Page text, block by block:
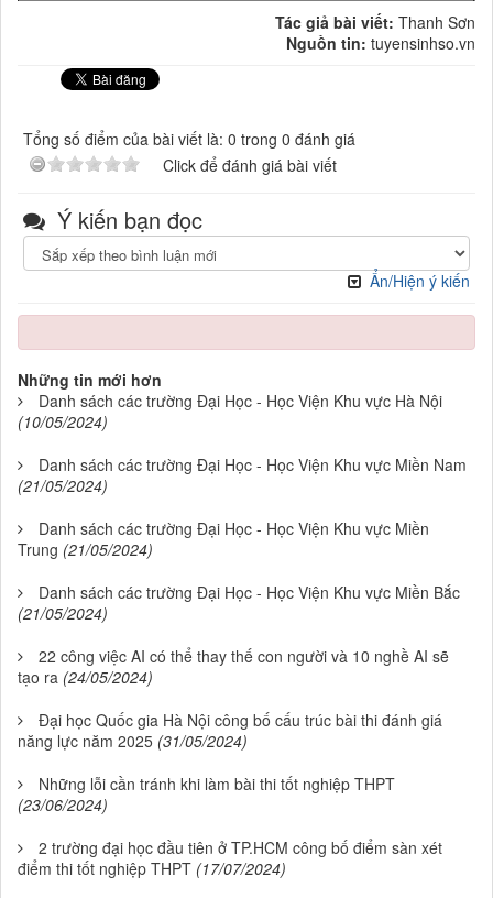
Tác giả bài viết: Thanh Sơn
Nguồn tin: tuyensinhso.vn
Tổng số điểm của bài viết là: 0 trong 0 đánh giá
Click để đánh giá bài viết
Ý kiến bạn đọc
Ẩn/Hiện ý kiến
Những tin mới hơn
Danh sách các trường Đại Học - Học Viện Khu vực Hà Nội
(10/05/2024)
Danh sách các trường Đại Học - Học Viện Khu vực Miền Nam
(21/05/2024)
Danh sách các trường Đại Học - Học Viện Khu vực Miền
Trung (21/05/2024)
Danh sách các trường Đại Học - Học Viện Khu vực Miền Bắc
(21/05/2024)
22 công việc AI có thể thay thế con người và 10 nghề AI sẽ
tạo ra (24/05/2024)
Đại học Quốc gia Hà Nội công bố cấu trúc bài thi đánh giá
năng lực năm 2025 (31/05/2024)
Những lỗi cần tránh khi làm bài thi tốt nghiệp THPT
(23/06/2024)
2 trường đại học đầu tiên ở TP.HCM công bố điểm sàn xét
điểm thi tốt nghiệp THPT (17/07/2024)